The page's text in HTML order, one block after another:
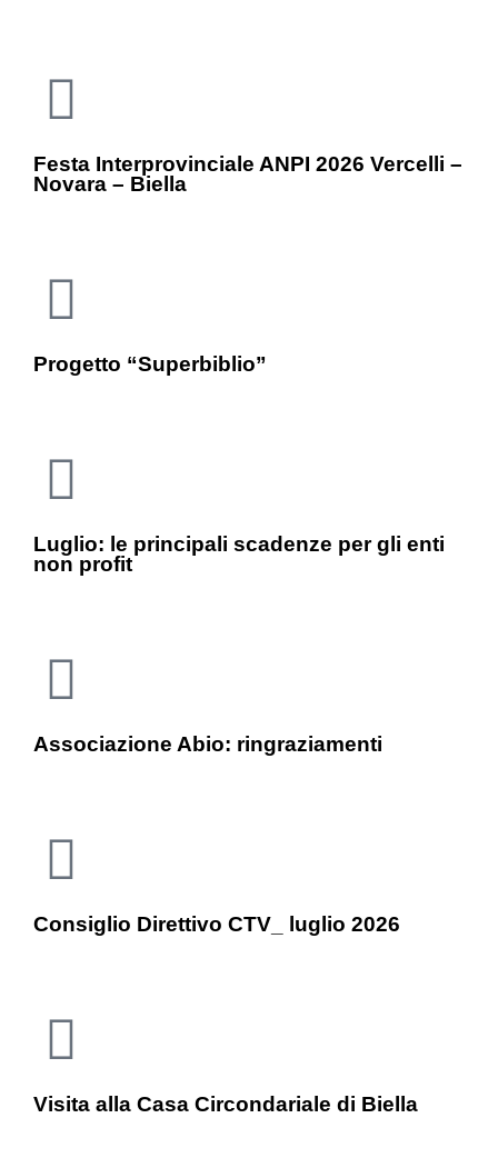
Festa Interprovinciale ANPI 2026 Vercelli –
Novara – Biella
Progetto “Superbiblio”
Luglio: le principali scadenze per gli enti
non profit
Associazione Abio: ringraziamenti
Consiglio Direttivo CTV_ luglio 2026
Visita alla Casa Circondariale di Biella